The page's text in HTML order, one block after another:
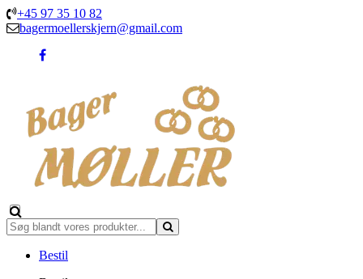
+45 97 35 10 82
bagermoellerskjern@gmail.com
Bestil